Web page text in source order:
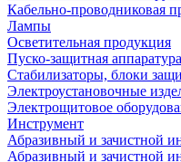
Кабельно-проводниковая
Лампы
Осветительная продукция
Пуско-защитная аппаратура
Стабилизаторы, блоки
Электроустановочные
Электрощитовое
Инструмент
Абразивный и зачистной
Абразивный и зачистной